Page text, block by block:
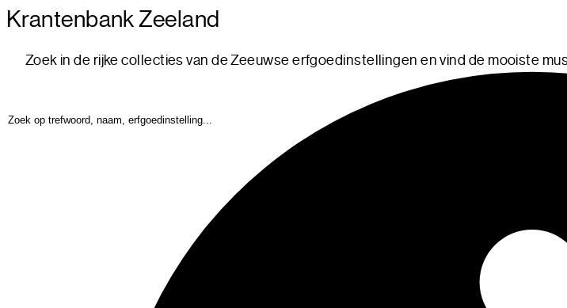
Krantenbank Zeeland
Zoek in de rijke collecties van de Zeeuwse erfgoedinstellingen en vind de mooiste